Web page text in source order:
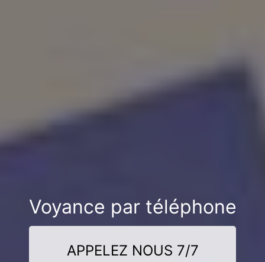
Voyance par téléphone
APPELEZ NOUS 7/7